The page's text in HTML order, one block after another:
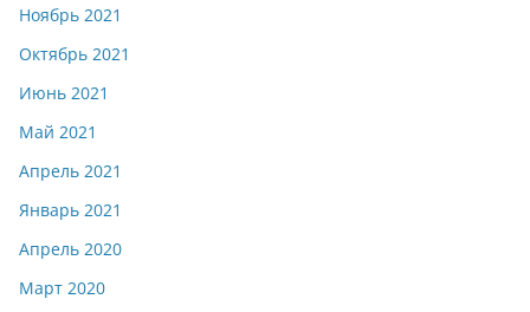
Ноябрь 2021
Октябрь 2021
Июнь 2021
Май 2021
Апрель 2021
Январь 2021
Апрель 2020
Март 2020